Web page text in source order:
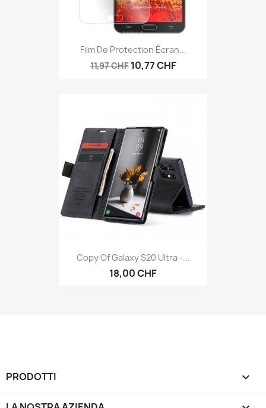
Film De Protection Écran...
11,97 CHF 10,77 CHF
Copy Of Galaxy S20 Ultra -...
18,00 CHF
PRODOTTI 